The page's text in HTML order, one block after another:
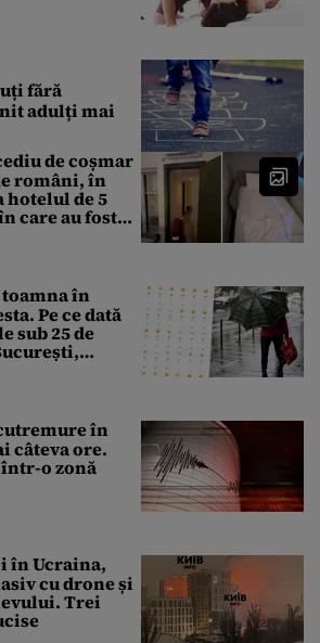
fără
adulți mai
de coșmar
români, în
hotelul de 5
care au fost
în
Pe ce dată
sub 25 de
în
câteva ore.
într-o zonă
în Ucraina,
cu drone și
Trei